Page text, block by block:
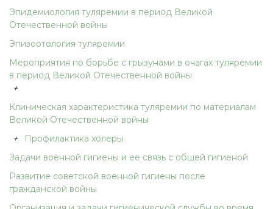
Эпидемиология туляремии в период Великой
Отечественной войны
Эпизоотология туляремии
Мероприятия по борьбе с грызунами в очагах туляремии
в период Великой Отечественной войны
+
Клиническая характеристика туляремии по материалам
Великой Отечественной войны
+
Профилактика холеры
Задачи военной гигиены и ее связь с общей гигиеной
Развитие советской военной гигиены после
гражданской войны